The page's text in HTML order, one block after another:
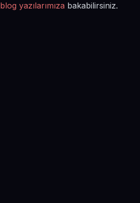
blog yazılarımıza bakabilirsiniz.